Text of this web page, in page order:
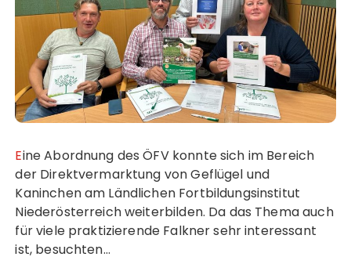
Eine Abordnung des ÖFV konnte sich im Bereich
der Direktvermarktung von Geflügel und
Kaninchen am Ländlichen Fortbildungsinstitut
Niederösterreich weiterbilden. Da das Thema auch
für viele praktizierende Falkner sehr interessant
ist, besuchten…